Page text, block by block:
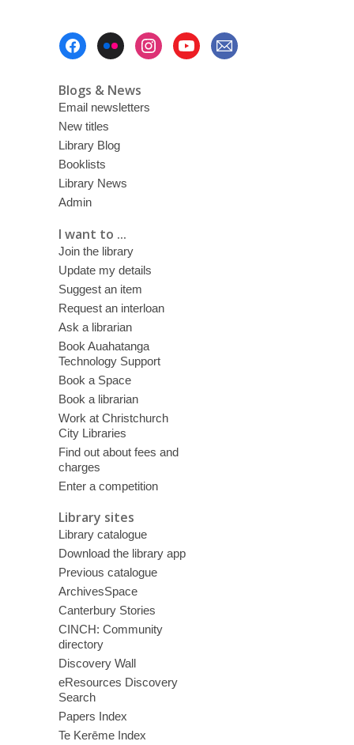
Blogs & News
Email newsletters
New titles
Library Blog
Booklists
Library News
Admin
I want to ...
Join the library
Update my details
Suggest an item
Request an interloan
Ask a librarian
Book Auahatanga
Technology Support
Book a Space
Book a librarian
Work at Christchurch
City Libraries
Find out about fees and
charges
Enter a competition
Library sites
Library catalogue
Download the library app
Previous catalogue
ArchivesSpace
Canterbury Stories
CINCH: Community
directory
Discovery Wall
eResources Discovery
Search
Papers Index
Te Kerēme Index